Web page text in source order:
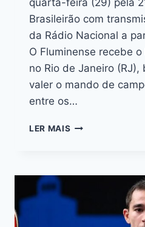
quarta-feira (29) pela
Brasileirão com
da Rádio Nacional a
O Fluminense recebe
no Rio de Janeiro
valer o mando de
entre os…
LER MAIS